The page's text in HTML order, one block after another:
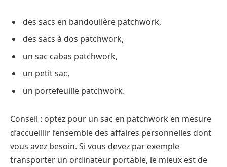
des sacs en bandoulière patchwork,
des sacs à dos patchwork,
un sac cabas patchwork,
un petit sac,
un portefeuille patchwork.
Conseil : optez pour un sac en patchwork en mesure
d’accueillir l’ensemble des affaires personnelles dont
vous avez besoin. Si vous devez par exemple
transporter un ordinateur portable, le mieux est de